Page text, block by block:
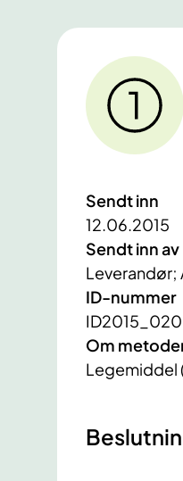
Sendt inn
12.06.2015
Sendt inn av
Leverandør;
ID-nummer
Om
Legemiddel